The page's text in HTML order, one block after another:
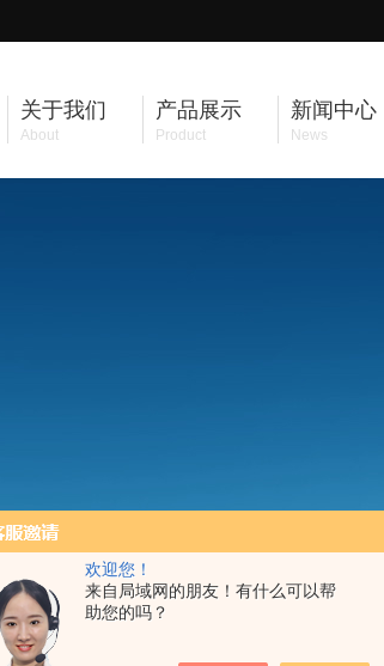
欢迎您！
来自局域网的朋友！有什么可以帮
助您的吗？
关于我们
About
产品展示
Product
新闻中心
News